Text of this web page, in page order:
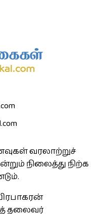
வரலாற்றுச்
நிலைத்து நிற்க
தலைவர்